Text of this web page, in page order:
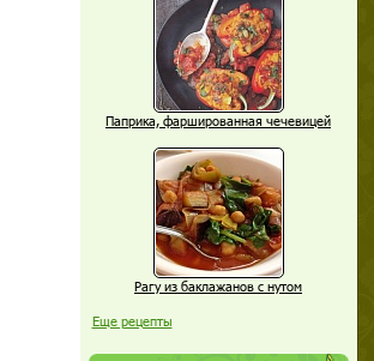
Паприка, фаршированная чечевицей
Рагу из баклажанов с нутом
Еще рецепты